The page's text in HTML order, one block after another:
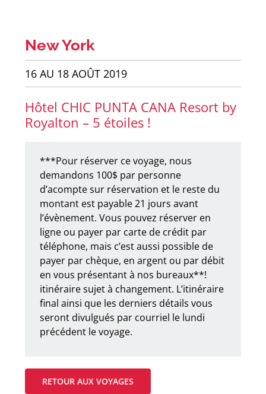
New York
16 AU 18 AOÛT 2019
Hôtel CHIC PUNTA CANA Resort by
Royalton – 5 étoiles !
***Pour réserver ce voyage, nous
demandons 100$ par personne
d’acompte sur réservation et le reste du
montant est payable 21 jours avant
l’évènement. Vous pouvez réserver en
ligne ou payer par carte de crédit par
téléphone, mais c’est aussi possible de
payer par chèque, en argent ou par débit
en vous présentant à nos bureaux**!
itinéraire sujet à changement. L’itinéraire
final ainsi que les derniers détails vous
seront divulgués par courriel le lundi
précédent le voyage.
RETOUR AUX VOYAGES